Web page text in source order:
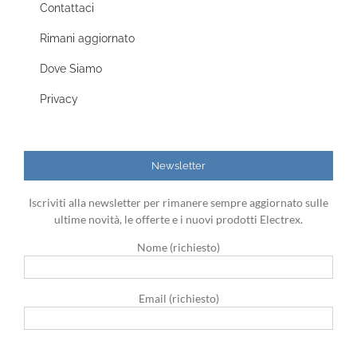
Contattaci
Rimani aggiornato
Dove Siamo
Privacy
Newsletter
Iscriviti alla newsletter per rimanere sempre aggiornato sulle
ultime novità, le offerte e i nuovi prodotti Electrex.
Nome (richiesto)
Email (richiesto)